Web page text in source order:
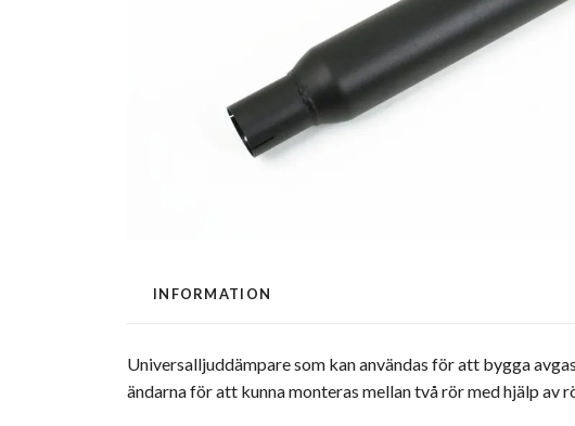
INFORMATION
Universalljuddämpare som kan användas för att bygga
ändarna för att kunna monteras mellan två rör med hjälp